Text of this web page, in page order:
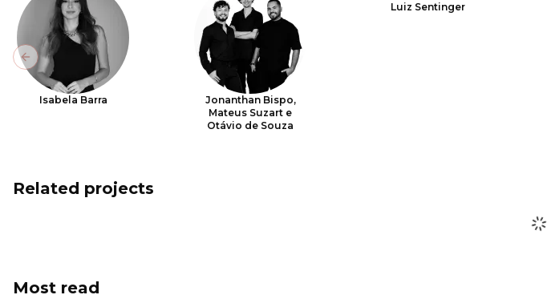
Isabela Barra
Jonanthan Bispo,
Mateus Suzart e
Otávio de Souza
Luiz Sentinger
Previous slide
Related projects
Most read